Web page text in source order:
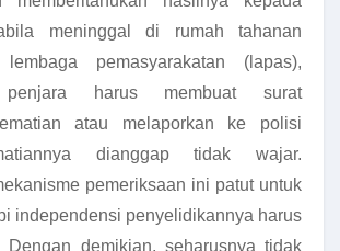
meninggal di rumah tahanan
pemasyarakatan (lapas),
penjara harus membuat surat
atau melaporkan ke polisi
dianggap tidak wajar.
pemeriksaan ini patut untuk
independensi penyelidikannya harus
Dengan demikian, seharusnya tidak